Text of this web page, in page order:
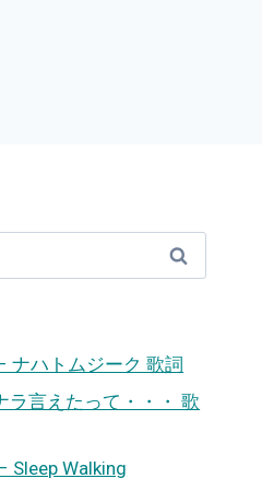
ナハトムジーク 歌詞
ラ言えたって・・・ 歌
Sleep Walking